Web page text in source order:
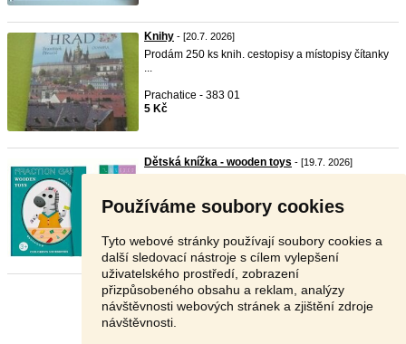
Používáme soubory cookies
Tyto webové stránky používají soubory cookies a
další sledovací nástroje s cílem vylepšení
uživatelského prostředí, zobrazení
přizpůsobeného obsahu a reklam, analýzy
návštěvnosti webových stránek a zjištění zdroje
návštěvnosti.
Knihy - [20.7. 2026]
Prodám 250 ks knih. cestopisy a místopisy čítanky
...
Prachatice - 383 01
5 Kč
Dětská knížka - wooden toys - [19.7. 2026]
200 Kč
Stránka: 1 2 3 Další